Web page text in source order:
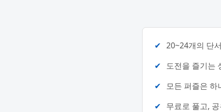
20~24개의 단
도전을 즐기는
모든 퍼즐은 하
무료로 풀고,